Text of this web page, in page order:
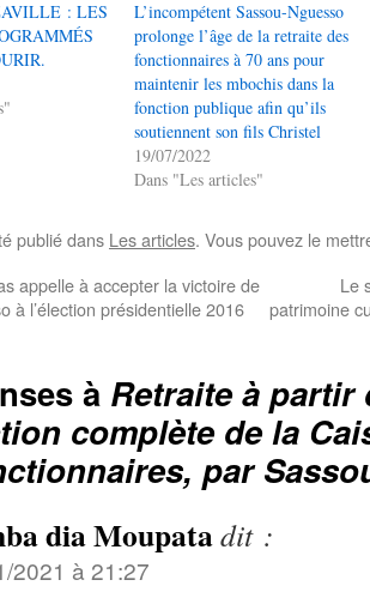
: LES
L’incompétent Sassou-Nguesso
prolonge l’âge de la retraite des
fonctionnaires à 70 ans pour
maintenir les mbochis dans la
fonction publique afin qu’ils
soutiennent son fils Christel
19/07/2022
Dans "Les articles"
publié dans Les articles. Vous pouvez le
appelle à accepter la victoire de
à l’élection présidentielle 2016
Le
patrimoine
à Retraite à partir
complète de la
par
dia Moupatadit :
2021 à 21:27